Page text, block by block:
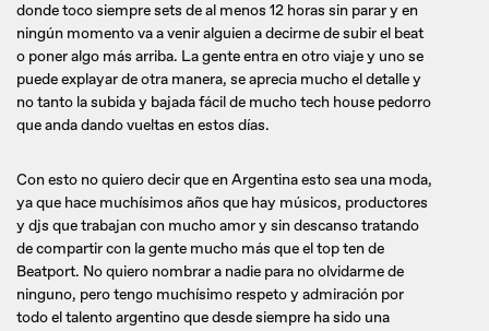
donde toco siempre sets de al menos 12 horas sin parar y en
ningún momento va a venir alguien a decirme de subir el beat
o poner algo más arriba. La gente entra en otro viaje y uno se
puede explayar de otra manera, se aprecia mucho el detalle y
no tanto la subida y bajada fácil de mucho tech house pedorro
que anda dando vueltas en estos días.
Con esto no quiero decir que en Argentina esto sea una moda,
ya que hace muchísimos años que hay músicos, productores
y djs que trabajan con mucho amor y sin descanso tratando
de compartir con la gente mucho más que el top ten de
Beatport. No quiero nombrar a nadie para no olvidarme de
ninguno, pero tengo muchísimo respeto y admiración por
todo el talento argentino que desde siempre ha sido una